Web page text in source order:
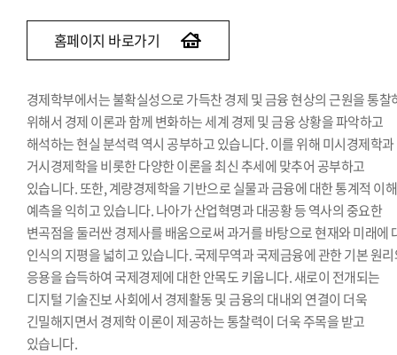
홈페이지 바로가기
경제학부에서는 불확실성으로 가득찬 경제 및 금융 현상의 근원을 통찰
위해서 경제 이론과 함께 변화하는 세계 경제 및 금융 상황을 파악하고
해석하는 현실 분석력 역시 공부하고 있습니다. 이를 위해 미시경제학과
거시경제학을 비롯한 다양한 이론을 최신 추세에 맞추어 공부하고
있습니다. 또한, 계량경제학을 기반으로 실물과 금융에 대한 통계적 이
예측을 익히고 있습니다. 나아가 산업혁명과 대공황 등 역사의 중요한
변곡점을 둘러싼 경제사를 배움으로써 과거를 바탕으로 현재와 미래에
인식의 지평을 넓히고 있습니다. 국제무역과 국제금융에 관한 기본 원
응용을 습득하여 국제경제에 대한 안목도 키웁니다. 새로이 전개되는
디지털 기술진보 사회에서 경제활동 및 금융의 대내외 연결이 더욱
긴밀해지면서 경제학 이론이 제공하는 통찰력이 더욱 주목을 받고
있습니다.